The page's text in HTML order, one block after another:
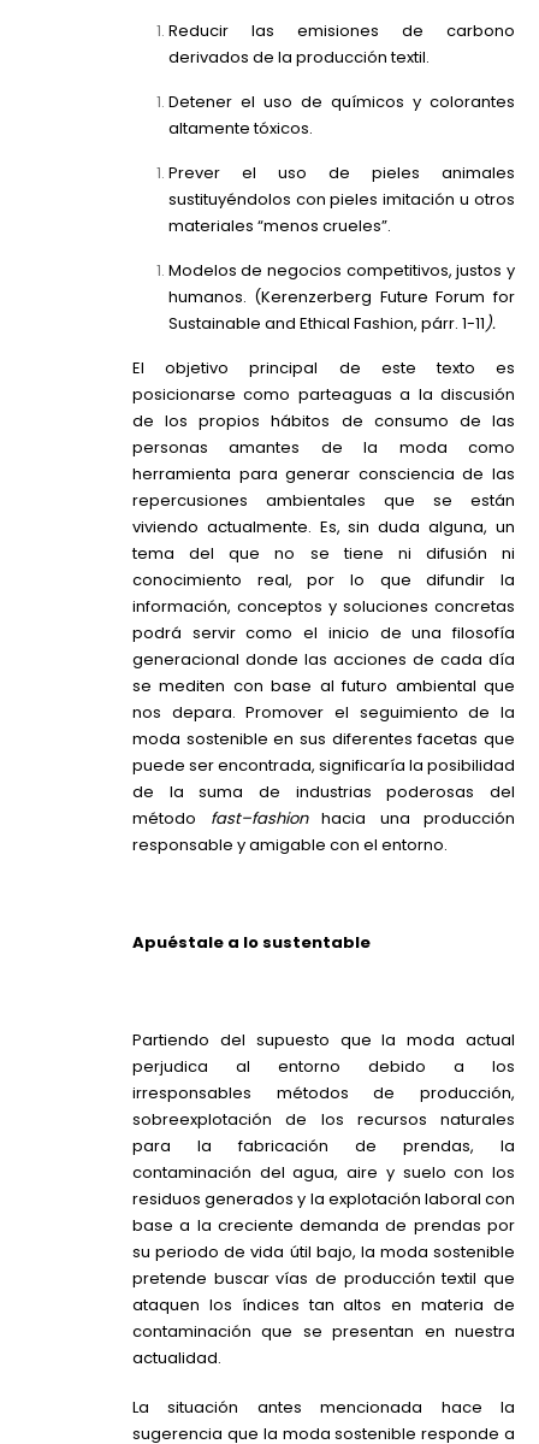
Reducir las emisiones de carbono
derivados de la producción textil.
Detener el uso de químicos y colorantes
altamente tóxicos.
Prever el uso de pieles animales
sustituyéndolos con pieles imitación u otros
materiales “menos crueles”.
Modelos de negocios competitivos, justos y
humanos. (Kerenzerberg Future Forum for
Sustainable and Ethical Fashion, párr. 1-11).
El objetivo principal de este texto es
posicionarse como parteaguas a la discusión
de los propios hábitos de consumo de las
personas amantes de la moda como
herramienta para generar consciencia de las
repercusiones ambientales que se están
viviendo actualmente. Es, sin duda alguna, un
tema del que no se tiene ni difusión ni
conocimiento real, por lo que difundir la
información, conceptos y soluciones concretas
podrá servir como el inicio de una filosofía
generacional donde las acciones de cada día
se mediten con base al futuro ambiental que
nos depara. Promover el seguimiento de la
moda sostenible en sus diferentes facetas que
puede ser encontrada, significaría la posibilidad
de la suma de industrias poderosas del
método fast–fashionhacia una producción
responsable y amigable con el entorno.
Apuéstale a lo sustentable
Partiendo del supuesto que la moda actual
perjudica al entorno debido a los
irresponsables métodos de producción,
sobreexplotación de los recursos naturales
para la fabricación de prendas, la
contaminación del agua, aire y suelo con los
residuos generados y la explotación laboral con
base a la creciente demanda de prendas por
su periodo de vida útil bajo, la moda sostenible
pretende buscar vías de producción textil que
ataquen los índices tan altos en materia de
contaminación que se presentan en nuestra
actualidad.
La situación antes mencionada hace la
sugerencia que la moda sostenible responde a